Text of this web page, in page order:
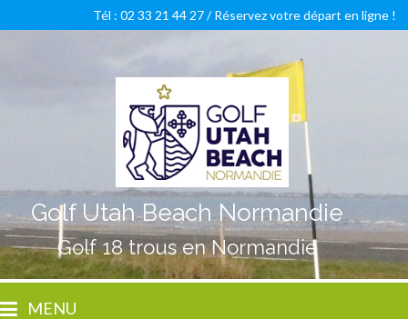
Golf Utah Beach Normandie
Golf 18 trous en Normandie
Tél : 02 33 21 44 27 /Réservez votre départ en ligne !
MENU